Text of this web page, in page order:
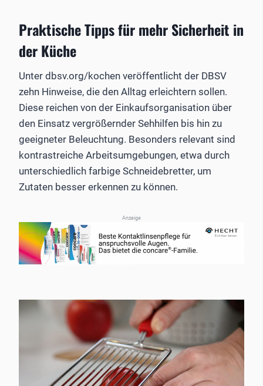
Praktische Tipps für mehr Sicherheit in
der Küche
Unter dbsv.org/kochen veröffentlicht der DBSV
zehn Hinweise, die den Alltag erleichtern sollen.
Diese reichen von der Einkaufsorganisation über
den Einsatz vergrößernder Sehhilfen bis hin zu
geeigneter Beleuchtung. Besonders relevant sind
kontrastreiche Arbeitsumgebungen, etwa durch
unterschiedlich farbige Schneidebretter, um
Zutaten besser erkennen zu können.
Anzeige